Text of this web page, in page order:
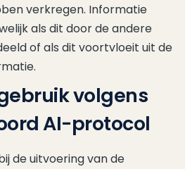
verkregen. Informatie
als dit door de andere
of als dit voortvloeit uit de
volgens
AI-protocol
de uitvoering van de